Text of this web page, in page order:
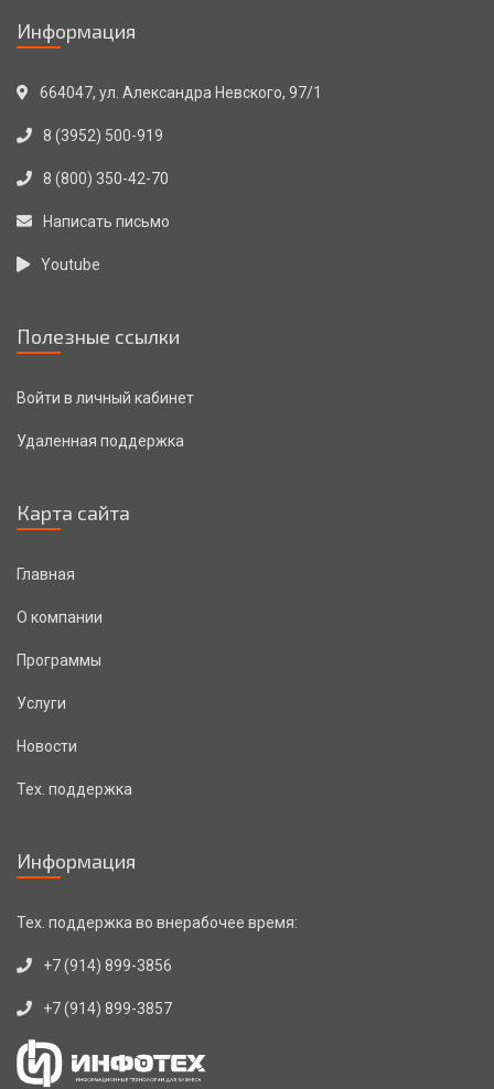
по
Информация
664047, ул. Александра Невского, 97/1
8 (3952) 500-919
8 (800) 350-42-70
Написать письмо
Youtube
Полезные ссылки
Войти в личный кабинет
Удаленная поддержка
Карта сайта
Главная
О компании
Программы
Услуги
Новости
Тех. поддержка
Информация
Тех. поддержка во внерабочее время:
+7 (914) 899-3856
+7 (914) 899-3857